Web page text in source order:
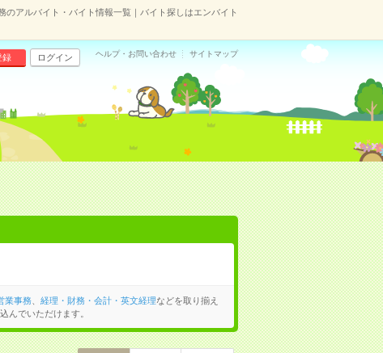
のアルバイト・バイト情報一覧｜バイト探しはエンバイト
録 ログイン ヘルプ・お問い合わせ サイトマップ
業事務、 経理・財務・会計・英文経理などを取り揃え
んでいただけます。